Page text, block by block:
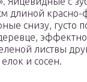
длиной
снизу, густо
листвы
и сосен.